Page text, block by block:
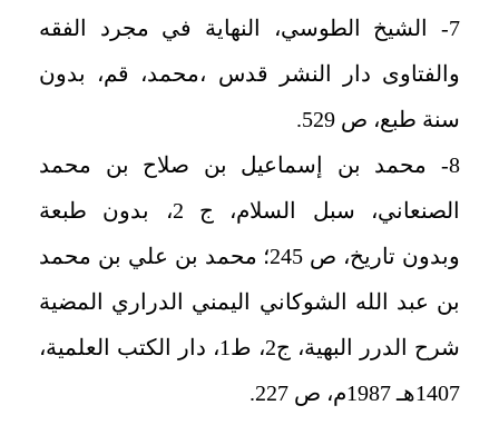
7- الشيخ الطوسي، النهاية في مجرد الفقه
والفتاوى دار النشر قدس ،محمد، قم، بدون
سنة طبع، ص 529.
8- محمد بن إسماعيل بن صلاح بن محمد
الصنعاني، سبل السلام، ج 2، بدون طبعة
وبدون تاريخ، ص 245؛ محمد بن علي بن محمد
بن عبد الله الشوكاني اليمني الدراري المضية
شرح الدرر البهية، ج2، ط1، دار الكتب العلمية،
1407هـ 1987م، ص 227.